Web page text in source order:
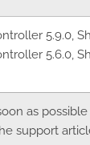
5.9.0,
5.6.0,
as
support